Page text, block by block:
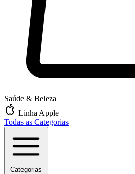
Saúde & Beleza
Linha Apple
Todas as Categorias
Categorias